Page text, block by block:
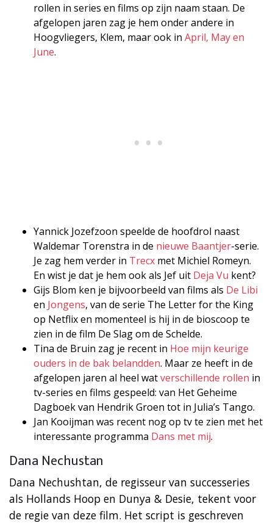
rollen in series en films op zijn naam staan. De
afgelopen jaren zag je hem onder andere in
Hoogvliegers, Klem, maar ook in April, May en
June.
Yannick Jozefzoon speelde de hoofdrol naast
Waldemar Torenstra in de nieuwe Baantjer-serie.
Je zag hem verder in Trecx met Michiel Romeyn.
En wist je dat je hem ook als Jef uit Deja Vu kent?
Gijs Blom ken je bijvoorbeeld van films als De Libi
en Jongens, van de serie The Letter for the King
op Netflix en momenteel is hij in de bioscoop te
zien in de film De Slag om de Schelde.
Tina de Bruin zag je recent in Hoe mijn keurige
ouders in de bak belandden. Maar ze heeft in de
afgelopen jaren al heel watverschillende rollen in
tv-series en films gespeeld: van Het Geheime
Dagboek van Hendrik Groen tot in Julia’s Tango.
Jan Kooijman was recent nog op tv te zien met het
interessante programma Dans met mij.
Dana Nechustan
Dana Nechushtan, de regisseur van successeries
als Hollands Hoop en Dunya & Desie, tekent voor
de regie van deze film. Het script is geschreven